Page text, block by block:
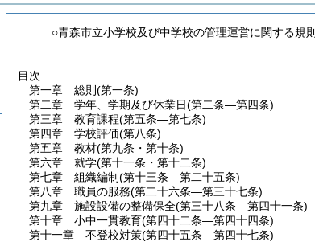
○青森市立小学校及び中学校の管理運営に関する規則
目次
第一章
総則 (第一条)
第二章
学年、学期及び休業日(第二条―第四条)
第三章
教育課程(第五条―第七条)
第四章
学校評価(第八条)
第五章
教材(第九条・第十条)
第六章
就学(第十一条・第十二条)
第七章
組織編制(第十三条―第二十五条)
第八章
職員の服務(第二十六条―第三十七条)
第九章
施設設備の整備保全(第三十八条―第四十一条)
第十章
小中一貫教育(第四十二条―第四十四条)
第十一章
不登校対策(第四十五条―第四十七条)